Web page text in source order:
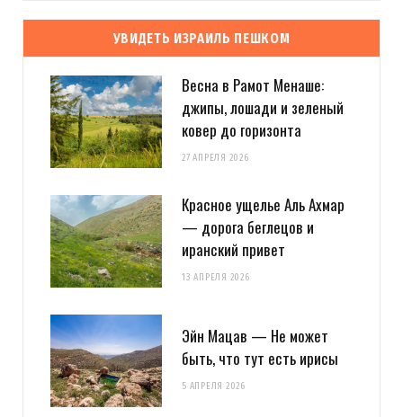
УВИДЕТЬ ИЗРАИЛЬ ПЕШКОМ
Весна в Рамот Менаше:
джипы, лошади и зеленый
ковер до горизонта
27 АПРЕЛЯ 2026
Красное ущелье Аль Ахмар
— дорога беглецов и
иранский привет
13 АПРЕЛЯ 2026
Эйн Мацав — Не может
быть, что тут есть ирисы
5 АПРЕЛЯ 2026